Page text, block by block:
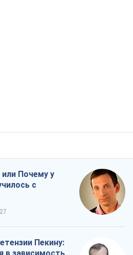
или Почему у
с
27
Пекину: